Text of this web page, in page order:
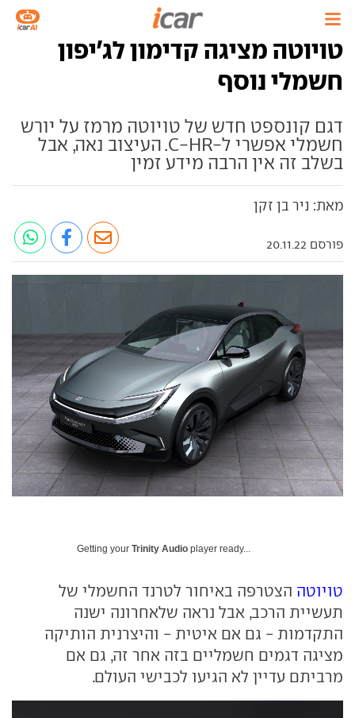
טויוטה מציגה קדימון לג'יפון
חשמלי נוסף
דגם קונספט חדש של טויוטה מרמז על יורש
חשמלי אפשרי ל-C-HR. העיצוב נאה, אבל
בשלב זה אין הרבה מידע זמין
מאת: ניר בן זקן
פורסם 20.11.22
Getting your Trinity Audio player ready...
טויוטה הצטרפה באיחור לטרנד החשמלי של
תעשיית הרכב, אבל נראה שלאחרונה ישנה
התקדמות - גם אם איטית - והיצרנית הותיקה
מציגה דגמים חשמליים בזה אחר זה, גם אם
מרביתם עדיין לא הגיעו לכבישי העולם.